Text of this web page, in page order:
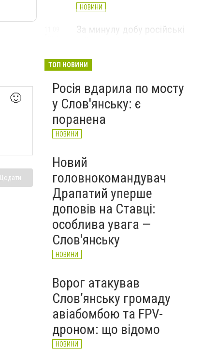
🙂
Додати
НОВИНИ
За минулу добу російські
великої війни: 6 серпня
ТОП НОВИНИ
Росія вдарила по мосту
у Слов'янську: є
поранена
НОВИНИ
Новий
головнокомандувач
Драпатий уперше
доповів на Ставці:
особлива увага —
Слов'янську
НОВИНИ
Ворог атакував
Слов’янську громаду
авіабомбою та FPV-
дроном: що відомо
НОВИНИ